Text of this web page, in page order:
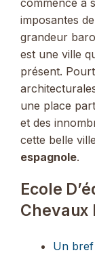
imposantes
grandeur
est une ville
présent.
une place
et des
cette belle
espagnole.
Ecole
Chevaux
Un bref